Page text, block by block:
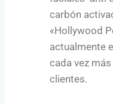
carbón
«Hollywood
actualmente
cada vez
clientes.